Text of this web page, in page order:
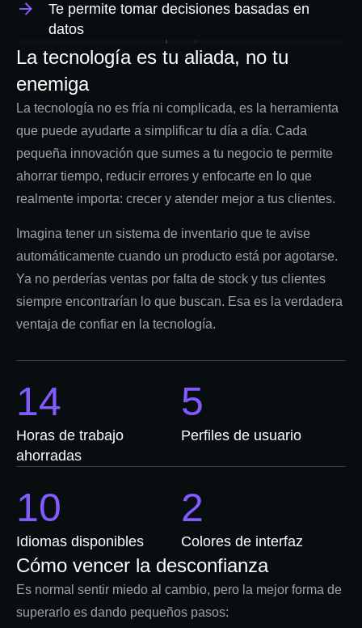
Te permite tomar decisiones basadas en
datos
La tecnología es tu aliada, no tu
enemiga
La tecnología no es fría ni complicada, es la herramienta
que puede ayudarte a simplificar tu día a día. Cada
pequeña innovación que sumes a tu negocio te permite
ahorrar tiempo, reducir errores y enfocarte en lo que
realmente importa: crecer y atender mejor a tus clientes.
Imagina tener un sistema de inventario que te avise
automáticamente cuando un producto está por agotarse.
Ya no perderías ventas por falta de stock y tus clientes
siempre encontrarían lo que buscan. Esa es la verdadera
ventaja de confiar en la tecnología.
14
Horas de trabajo
ahorradas
5
Perfiles de usuario
10
Idiomas disponibles
2
Colores de interfaz
Cómo vencer la desconfianza
Es normal sentir miedo al cambio, pero la mejor forma de
superarlo es dando pequeños pasos: